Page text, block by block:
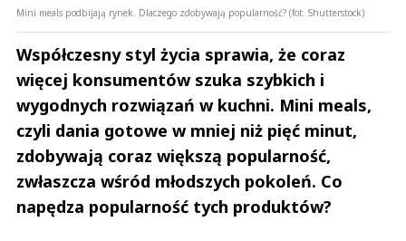
Mini meals podbijają rynek. Dlaczego zdobywają popularność? (fot. Shutterstock)
Współczesny styl życia sprawia, że coraz
więcej konsumentów szuka szybkich i
wygodnych rozwiązań w kuchni. Mini meals,
czyli dania gotowe w mniej niż pięć minut,
zdobywają coraz większą popularność,
zwłaszcza wśród młodszych pokoleń. Co
napędza popularność tych produktów?